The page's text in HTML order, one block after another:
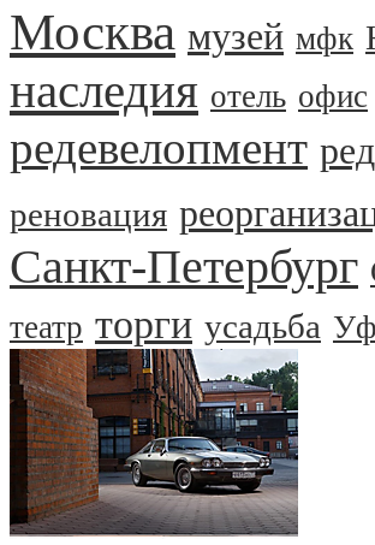
Москва музей мфк
наследия отель офис
редевелопмент
реновация
Санкт-Петербург
театр торги усадьба